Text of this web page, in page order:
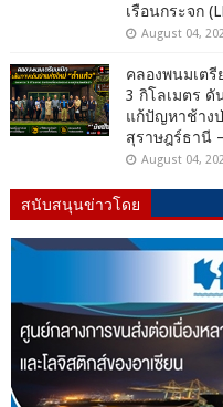
เรือนกระจก
August 04,
คลองพนมเตรี
3 กิโลเมตร ดั
แก้ปัญหาช้าง
สุราษฎร์ธานี –
August 04,
สนับสนุนข่าวโดย